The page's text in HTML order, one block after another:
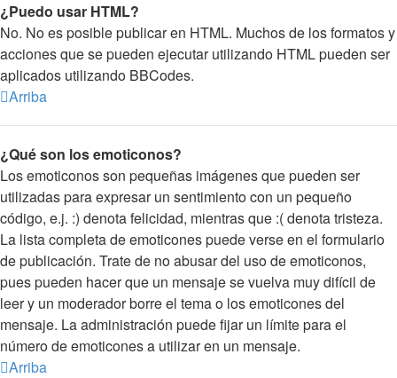
¿Puedo usar HTML?
No. No es posible publicar en HTML. Muchos de los formatos y
acciones que se pueden ejecutar utilizando HTML pueden ser
aplicados utilizando BBCodes.
Arriba
¿Qué son los emoticonos?
Los emoticonos son pequeñas imágenes que pueden ser
utilizadas para expresar un sentimiento con un pequeño
código, e.j. :) denota felicidad, mientras que :( denota tristeza.
La lista completa de emoticones puede verse en el formulario
de publicación. Trate de no abusar del uso de emoticonos,
pues pueden hacer que un mensaje se vuelva muy difícil de
leer y un moderador borre el tema o los emoticones del
mensaje. La administración puede fijar un límite para el
número de emoticones a utilizar en un mensaje.
Arriba